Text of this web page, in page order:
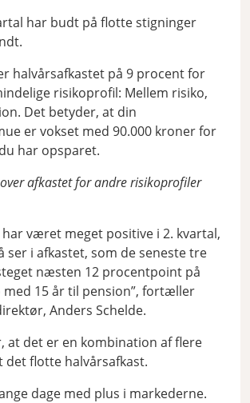
har budt på flotte stigninger
halvårsafkastet på 9 procent for
risikoprofil: Mellem risiko,
Det betyder, at din
er vokset med 90.000 kroner for
har opsparet.
afkastet for andre risikoprofiler
har været meget positive i 2. kvartal,
ser i afkastet, som de seneste tre
næsten 12 procentpoint på
med 15 år til pension”, fortæller
Anders Schelde.
at det er en kombination af flere
det flotte halvårsafkast.
dage med plus i markederne.